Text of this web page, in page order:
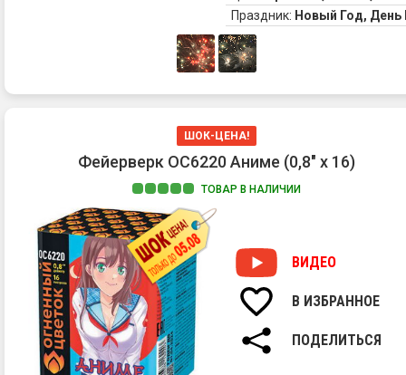
Праздник: Новый Год,
ШОК-ЦЕНА!
Фейерверк ОС6220 Аниме (0,8" х 16)
ТОВАР В НАЛИЧИИ
ВИДЕО
В ИЗБРАННОЕ
ПОДЕЛИТЬСЯ